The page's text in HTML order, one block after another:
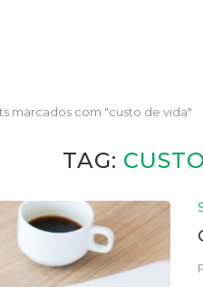
marcados com "custo de vida"
TAG: